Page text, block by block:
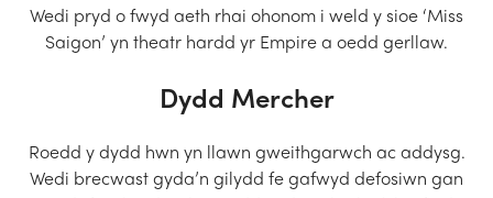
Wedi pryd o fwyd aeth rhai ohonom i weld y sioe ‘Miss
Saigon’ yn theatr hardd yr Empire a oedd gerllaw.
Dydd Mercher
Roedd y dydd hwn yn llawn gweithgarwch ac addysg.
Wedi brecwast gyda’n gilydd fe gafwyd defosiwn gan